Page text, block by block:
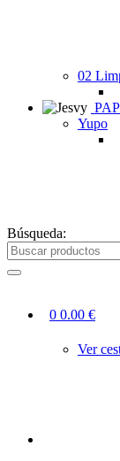
02
Yupo
Búsqueda:
0 0.00 €
Ver